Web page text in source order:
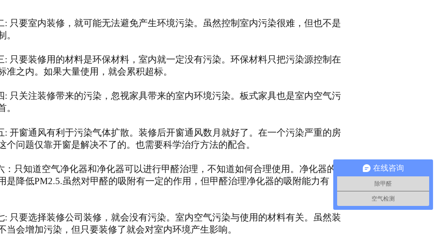
: 只要室内装修，就可能无法避免产生环境污染。虽然控制室内污染很难，但也不是
。
: 只要装修用的材料是环保材料，室内就一定没有污染。环保材料只把污染源控制在
准之内。如果大量使用，就会累积超标。
: 只关注装修带来的污染，忽视家具带来的室内环境污染。板式家具也是室内空气污
。
: 开窗通风有利于污染气体扩散。装修后开窗通风数月就好了。在一个污染严重的房
个问题仅靠开窗是解决不了的。也需要科学治疗方法的配合。
： 只知道空气净化器和净化器可以进行甲醛治理 ，不知道如何合理使用。净化器的
是降低PM2.5.虽然对甲醛的吸附有一定的作用，但甲醛治理净化器的吸附能力有
: 只要选择装修公司装修，就会没有污染。室内空气污染与使用的材料有关。虽然装
当会增加污染，但只要装修了就会对室内环境产生影响。
在线咨询
除甲醛
空气检测